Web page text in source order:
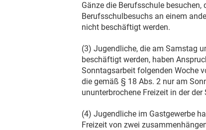
Gänze die Berufsschule
Berufsschulbesuchs an einem
nicht beschäftigt werden.
(3) Jugendliche, die am Samstag
beschäftigt werden, haben
Sonntagsarbeit folgenden Woche
die gemäß § 18 Abs. 2 nur am
ununterbrochene Freizeit in der
(4) Jugendliche im Gastgewerbe
Freizeit von zwei